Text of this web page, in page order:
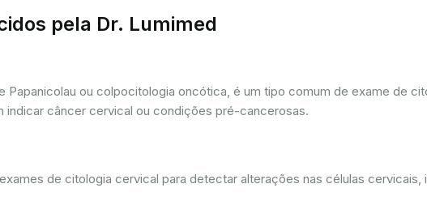
pela Dr. Lumimed
ou colpocitologia oncótica, é um tipo comum de exame de
câncer cervical ou condições pré-cancerosas.
de citologia cervical para detectar alterações nas células cervicais,